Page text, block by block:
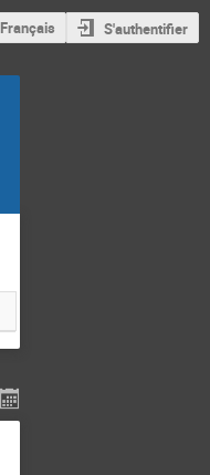
Français S'authentifier